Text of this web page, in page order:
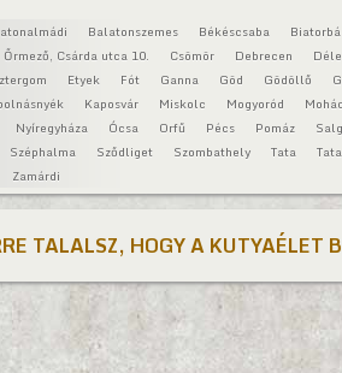
Balatonszemes Békéscsaba
Csárda utca 10. Csömör Debrecen
Etyek Fót Ganna Göd Gödöllő
Kaposvár Miskolc Mogyoród
Nyíregyháza Ócsa Orfű Pécs Pomáz
Széphalma Sződliget Szombathely Tata
Zamárdi
TALALSZ, HOGY A KUTYAÉLET